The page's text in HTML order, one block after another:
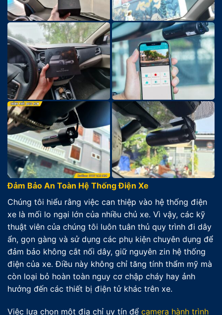
Đảm Bảo An Toàn Hệ Thống Điện Xe
Chúng tôi hiểu rằng việc can thiệp vào hệ thống điện
xe là mối lo ngại lớn của nhiều chủ xe. Vì vậy, các kỹ
thuật viên của chúng tôi luôn tuân thủ quy trình đi dây
ẩn, gọn gàng và sử dụng các phụ kiện chuyên dụng để
đảm bảo không cắt nối dây, giữ nguyên zin hệ thống
điện của xe. Điều này không chỉ tăng tính thẩm mỹ mà
còn loại bỏ hoàn toàn nguy cơ chập cháy hay ảnh
hưởng đến các thiết bị điện tử khác trên xe.
Việc lựa chọn một địa chỉ uy tín để camera hành trình